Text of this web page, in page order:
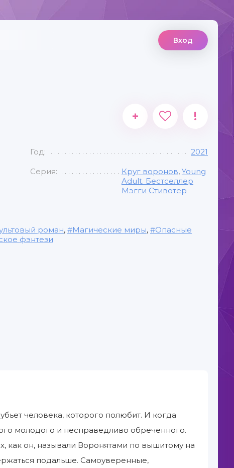
Вход
+ !
Год: 2021
Серия: Круг воронов, Young
Adult. Бестселлер
Мэгги Стивотер
роман, Магические миры,
Опасные
фэнтези
человека, которого полюбит. И когда
молодого и несправедливо обреченного.
как он, называли Воронятами по вышитому на
подальше. Самоуверенные,